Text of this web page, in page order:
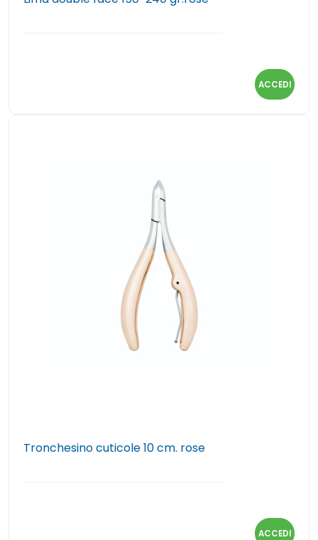
ACCEDI
Tronchesino cuticole 10 cm. rose
ACCEDI